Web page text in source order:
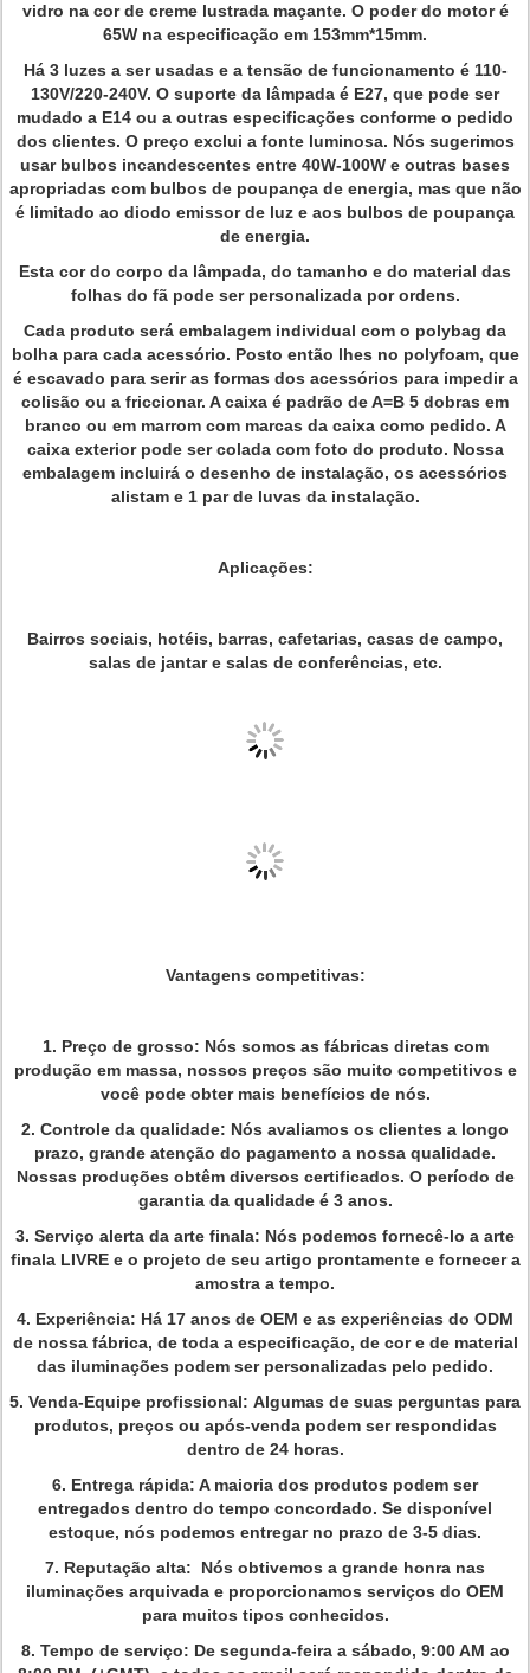
vidro na cor de creme lustrada maçante. O poder do motor é
65W na especificação em 153mm*15mm.
Há 3 luzes a ser usadas e a tensão de funcionamento é 110-
130V/220-240V. O suporte da lâmpada é E27, que pode ser
mudado a E14 ou a outras especificações conforme o pedido
dos clientes. O preço exclui a fonte luminosa. Nós sugerimos
usar bulbos incandescentes entre 40W-100W e outras bases
apropriadas com bulbos de poupança de energia, mas que não
é limitado ao diodo emissor de luz e aos bulbos de poupança
de energia.
Esta cor do corpo da lâmpada, do tamanho e do material das
folhas do fã pode ser personalizada por ordens.
Cada produto será embalagem individual com o polybag da
bolha para cada acessório. Posto então lhes no polyfoam, que
é escavado para serir as formas dos acessórios para impedir a
colisão ou a friccionar. A caixa é padrão de A=B 5 dobras em
branco ou em marrom com marcas da caixa como pedido. A
caixa exterior pode ser colada com foto do produto. Nossa
embalagem incluirá o desenho de instalação, os acessórios
alistam e 1 par de luvas da instalação.
Aplicações:
Bairros sociais, hotéis, barras, cafetarias, casas de campo,
salas de jantar e salas de conferências, etc.
Vantagens competitivas:
1. Preço de grosso: Nós somos as fábricas diretas com
produção em massa, nossos preços são muito competitivos e
você pode obter mais benefícios de nós.
2. Controle da qualidade: Nós avaliamos os clientes a longo
prazo, grande atenção do pagamento a nossa qualidade.
Nossas produções obtêm diversos certificados. O período de
garantia da qualidade é 3 anos.
3. Serviço alerta da arte finala: Nós podemos fornecê-lo a arte
finala LIVRE e o projeto de seu artigo prontamente e fornecer a
amostra a tempo.
4. Experiência: Há 17 anos de OEM e as experiências do ODM
de nossa fábrica, de toda a especificação, de cor e de material
das iluminações podem ser personalizadas pelo pedido.
5. Venda-Equipe profissional: Algumas de suas perguntas para
produtos, preços ou após-venda podem ser respondidas
dentro de 24 horas.
6. Entrega rápida: A maioria dos produtos podem ser
entregados dentro do tempo concordado. Se disponível
estoque, nós podemos entregar no prazo de 3-5 dias.
7. Reputação alta: Nós obtivemos a grande honra nas
iluminações arquivada e proporcionamos serviços do OEM
para muitos tipos conhecidos.
8. Tempo de serviço: De segunda-feira a sábado, 9:00 AM ao